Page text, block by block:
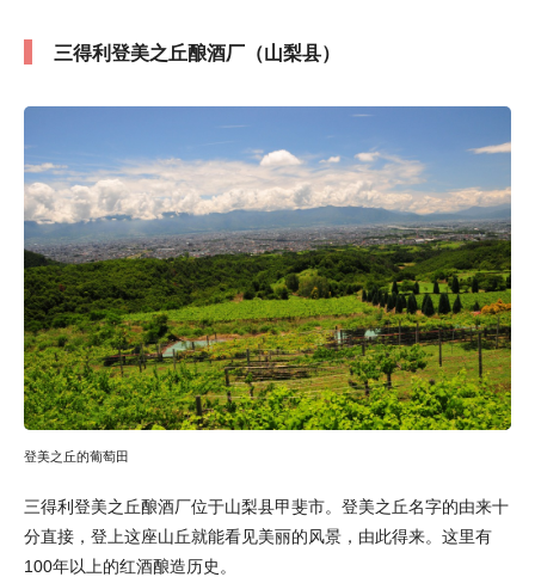
三得利登美之丘酿酒厂（山梨县）
登美之丘的葡萄田
三得利登美之丘酿酒厂位于山梨县甲斐市。登美之丘名字的由来十
分直接，登上这座山丘就能看见美丽的风景，由此得来。这里有
100年以上的红酒酿造历史。